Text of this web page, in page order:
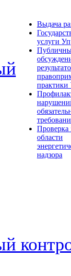
Выдача
услуги
практики
Проверка
области
надзора